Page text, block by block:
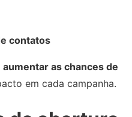
contatos
aumentar as chances de
em cada campanha.